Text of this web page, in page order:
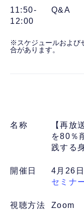
11:50-
12:00
Q&A
※スケジュールおよび
合があります。
名称
【再放
を80％
践する
開催日
4月26
セミナ
視聴方法 Zoom